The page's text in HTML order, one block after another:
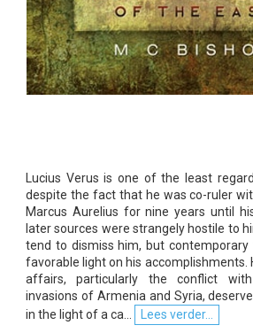
Lucius Verus is one of the least
despite the fact that he was co-ruler
Marcus Aurelius for nine years until
later sources were strangely hostile to
tend to dismiss him, but
favorable light on his accomplishments.
affairs, particularly the conflict
invasions of Armenia and Syria,
in the light of a ca...
Lees verder...